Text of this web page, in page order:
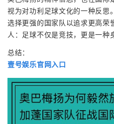
视为对功利足球文化的一种反思
选择更强的国家队以追求更高荣
人：足球不仅是竞技，更是一种
总结：
壹号娱乐官网入口